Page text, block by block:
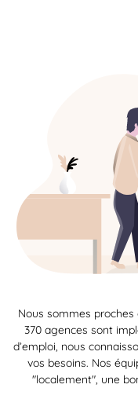
Nous sommes
370 agences sont
d’emploi, nous
vos besoins. Nos
"localement", une